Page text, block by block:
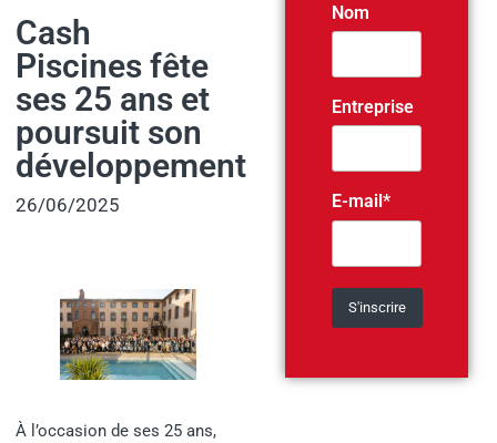
Cash
Piscines fête
ses 25 ans et
poursuit son
développement
26/06/2025
À l’occasion de ses 25 ans,
Nom
Entreprise
E-mail*